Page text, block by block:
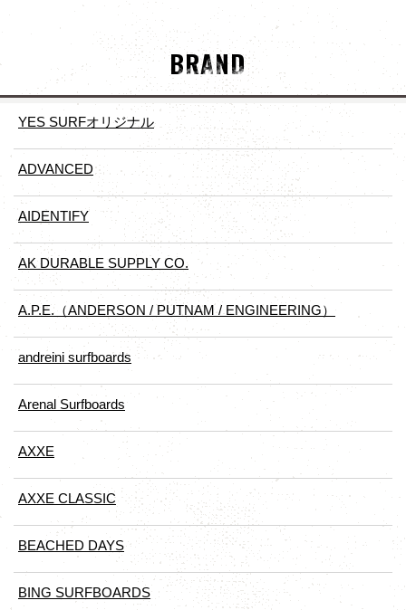
BRAND
YES SURFオリジナル
ADVANCED
AIDENTIFY
AK DURABLE SUPPLY CO.
A.P.E.（ANDERSON / PUTNAM / ENGINEERING）
andreini surfboards
Arenal Surfboards
AXXE
AXXE CLASSIC
BEACHED DAYS
BING SURFBOARDS